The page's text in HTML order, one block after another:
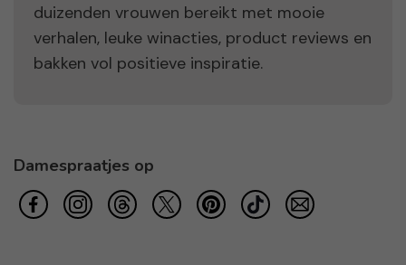
duizenden vrouwen bereikt met mooie
verhalen, leuke winacties, product reviews en
bakken vol positieve inspiratie.
Damespraatjes op